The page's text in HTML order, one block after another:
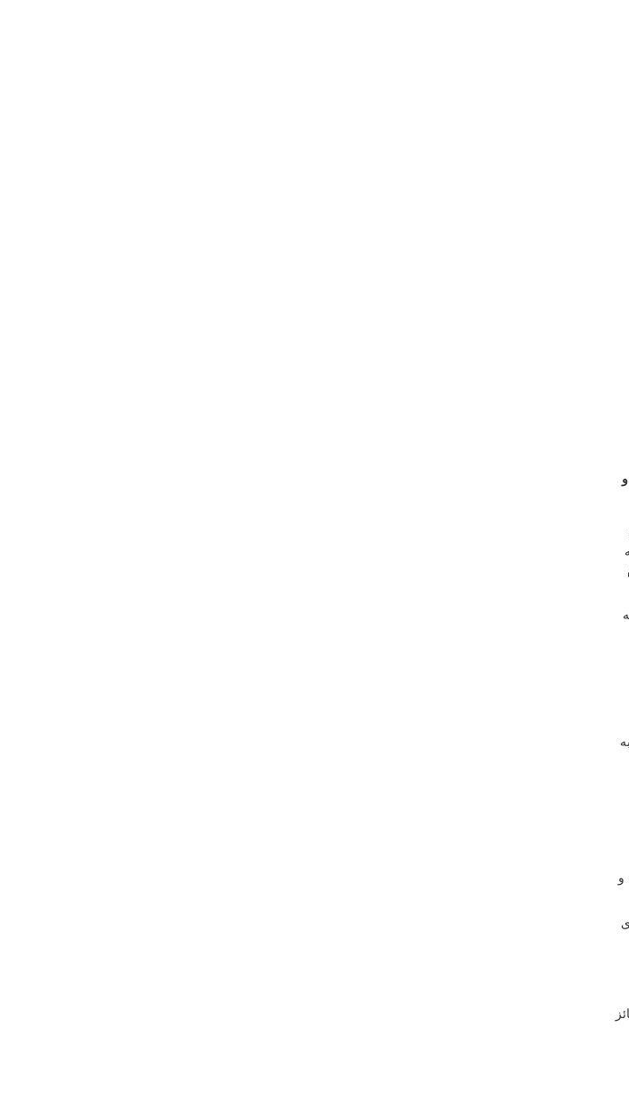
کرده و
با کسب ۴۸ هزار و ۳۴۵ رای
ماه حائز